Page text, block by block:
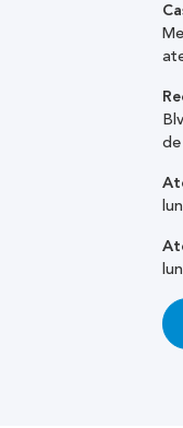
de